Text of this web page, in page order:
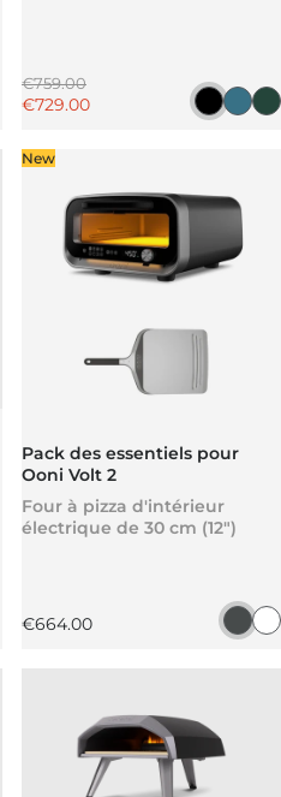
Prix régulier
€759.00
Prix promotionnel
€729.00 Noir
New
Pack des essentiels pour
Ooni Volt 2
Four à pizza d'intérieur
électrique de 30 cm (12")
Prix régulier
€664.00